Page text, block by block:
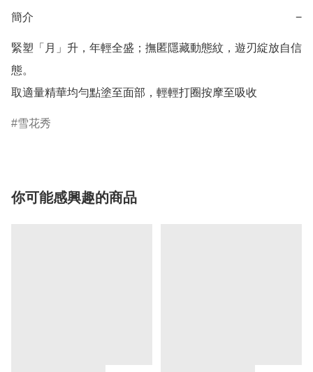
簡介 −
緊塑「月」升，年輕全盛；撫匿隱藏動態紋，遊刃綻放自信
態。
雪花秀
你可能感興趣的商品